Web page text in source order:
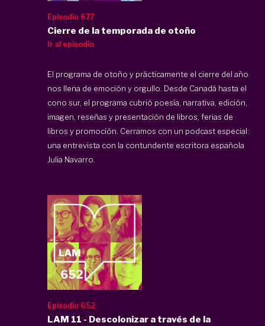
Episodio 677
Cierre de la temporada de otoño
Ir al episodio
El programa de otoño y prácticamente el cierre del año
nos llena de emoción y orgullo. Desde Canadá hasta el
cono sur, el programa cubrió poesía, narrativa, edición,
imagen, reseñas y presentación de libros, ferias de
libros y promoción. Cerramos con un podcast especial:
una entrevista con la contundente escritora española
Julia Navarro.
Episodio 652
LAM 11 - Descolonizar a través de la